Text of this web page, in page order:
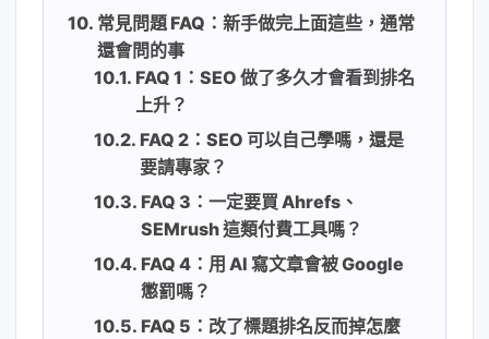
常見問題 FAQ：新手做完上面這些，通常
還會問的事
FAQ 1：SEO 做了多久才會看到排名
上升？
FAQ 2：SEO 可以自己學嗎，還是
要請專家？
FAQ 3：一定要買 Ahrefs、
SEMrush 這類付費工具嗎？
FAQ 4：用 AI 寫文章會被 Google
懲罰嗎？
FAQ 5：改了標題排名反而掉怎麼